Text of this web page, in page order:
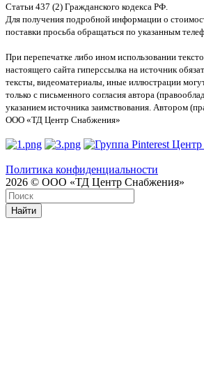
Статьи 437 (2) Гражданского кодекса РФ.
Для получения подробной информации о
поставки просьба обращаться по указанным
При перепечатке либо ином использовании
настоящего сайта гиперссылка на источник
тексты, видеоматериалы, иные иллюстрации
только с письменного согласия автора
указанием источника заимствования. Автором
ООО «ТД Центр Снабжения»
Политика конфиденциальности
2026 © ООО «ТД Центр Снабжения»
Найти